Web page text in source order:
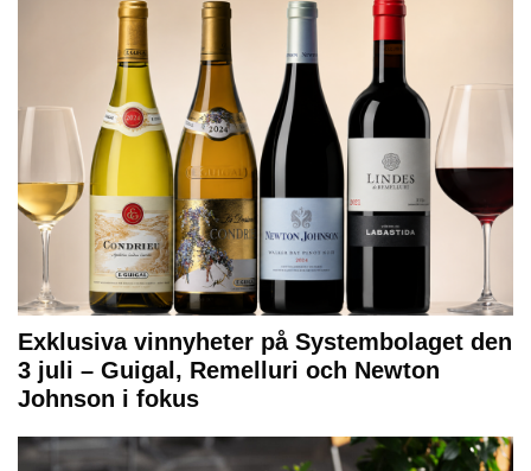
Exklusiva vinnyheter på Systembolaget den
3 juli – Guigal, Remelluri och Newton
Johnson i fokus